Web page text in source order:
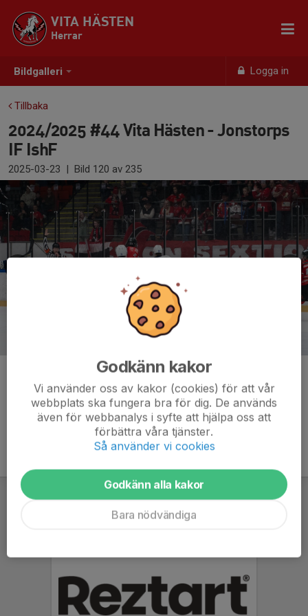
Bildgalleri Logga in
VITA HÄSTEN
Herrar
Tillbaka
2024/2025 #44 Vita Hästen - Jonstorps
IF IshF
2025-03-23 | Bild 120 av 235
Godkänn kakor
Vi använder oss av kakor (cookies) för att vår
webbplats ska fungera bra för dig. De används
även för webbanalys i syfte att hjälpa oss att
förbättra våra tjänster.
Så använder vi cookies
Godkänn alla kakor
Bara nödvändiga